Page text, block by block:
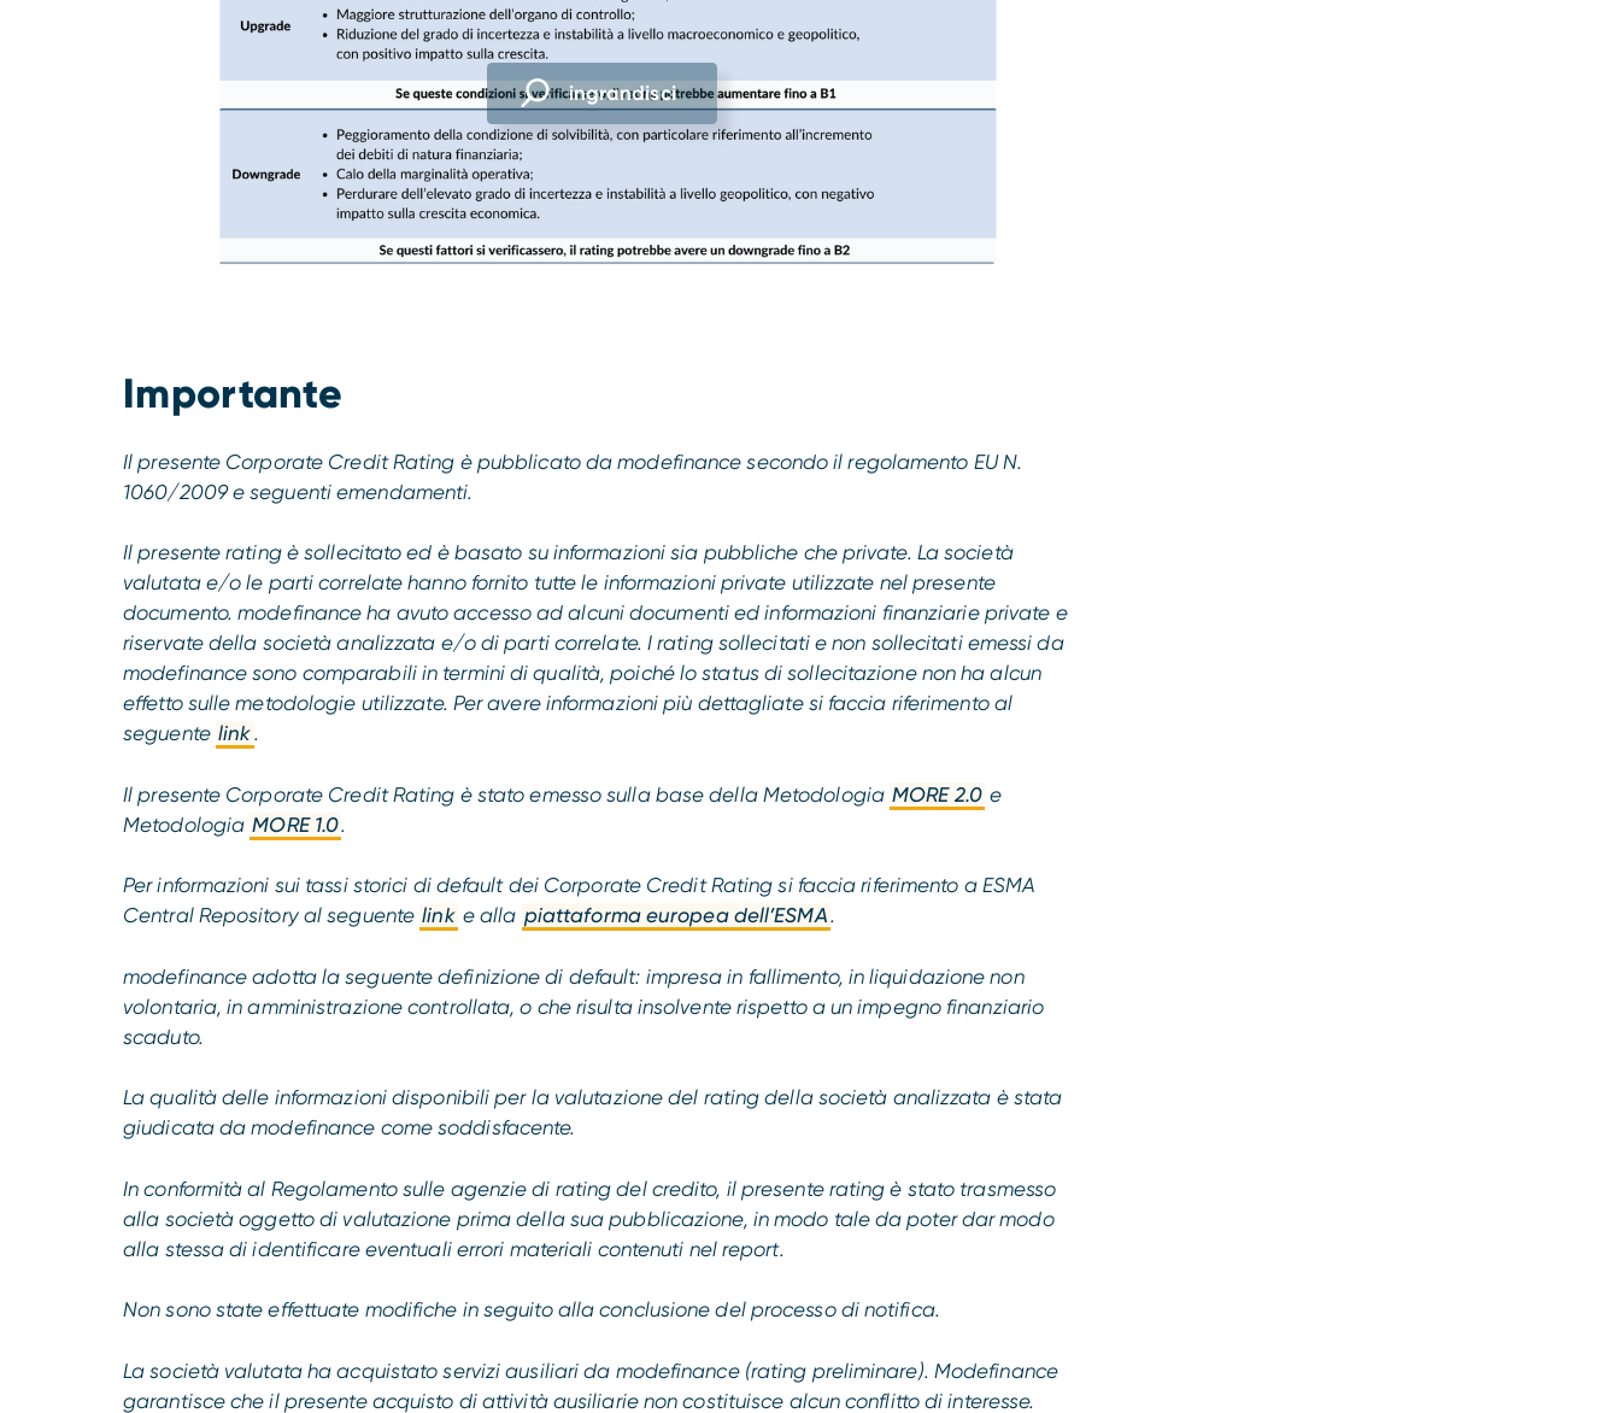
ingrandisci
Importante
Il presente Corporate Credit Rating è pubblicato da modefinance secondo il regolamento EU N.
1060/2009 e seguenti emendamenti.
Il presente rating è sollecitato ed è basato su informazioni sia pubbliche che private. La società
valutata e/o le parti correlate hanno fornito tutte le informazioni private utilizzate nel presente
documento. modefinance ha avuto accesso ad alcuni documenti ed informazioni finanziarie private e
riservate della società analizzata e/o di parti correlate. I rating sollecitati e non sollecitati emessi da
modefinance sono comparabili in termini di qualità, poiché lo status di sollecitazione non ha alcun
effetto sulle metodologie utilizzate. Per avere informazioni più dettagliate si faccia riferimento al
seguente link.
Il presente Corporate Credit Rating è stato emesso sulla base della Metodologia MORE 2.0 e
Metodologia MORE 1.0.
Per informazioni sui tassi storici di default dei Corporate Credit Rating si faccia riferimento a ESMA
Central Repository al seguente link e alla piattaforma europea dell’ESMA.
modefinance adotta la seguente definizione di default: impresa in fallimento, in liquidazione non
volontaria, in amministrazione controllata, o che risulta insolvente rispetto a un impegno finanziario
scaduto.
La qualità delle informazioni disponibili per la valutazione del rating della società analizzata è stata
giudicata da modefinance come soddisfacente.
In conformità al Regolamento sulle agenzie di rating del credito, il presente rating è stato trasmesso
alla società oggetto di valutazione prima della sua pubblicazione, in modo tale da poter dar modo
alla stessa di identificare eventuali errori materiali contenuti nel report.
Non sono state effettuate modifiche in seguito alla conclusione del processo di notifica.
La società valutata ha acquistato servizi ausiliari da modefinance (rating preliminare). Modefinance
garantisce che il presente acquisto di attività ausiliarie non costituisce alcun conflitto di interesse.